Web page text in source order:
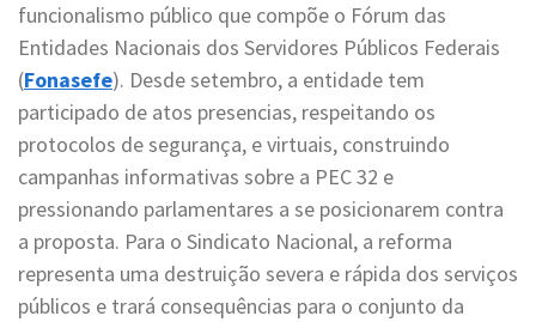
funcionalismo público que compõe o Fórum das
Entidades Nacionais dos Servidores Públicos Federais
(Fonasefe). Desde setembro, a entidade tem
participado de atos presencias, respeitando os
protocolos de segurança, e virtuais, construindo
campanhas informativas sobre a PEC 32 e
pressionando parlamentares a se posicionarem contra
a proposta. Para o Sindicato Nacional, a reforma
representa uma destruição severa e rápida dos serviços
públicos e trará consequências para o conjunto da